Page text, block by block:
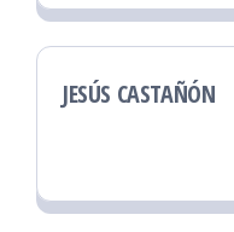
JESÚS CASTAÑÓN